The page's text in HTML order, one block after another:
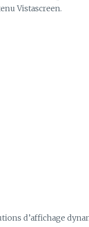
Vistascreen.
d’affichage